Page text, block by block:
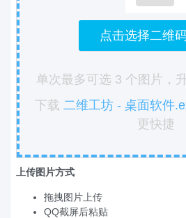
点击选择二维
单次最多可选 3 个图片，
下载 二维工坊 - 桌面软件
更快捷
上传图片方式
拖拽图片上传
QQ截屏后粘贴